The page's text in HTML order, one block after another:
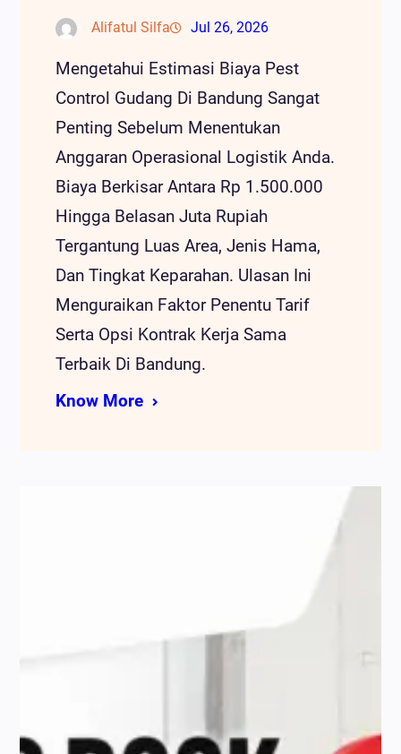
Alifatul Silfa Jul 26, 2026
Mengetahui Estimasi Biaya Pest
Control Gudang Di Bandung Sangat
Penting Sebelum Menentukan
Anggaran Operasional Logistik Anda.
Biaya Berkisar Antara Rp 1.500.000
Hingga Belasan Juta Rupiah
Tergantung Luas Area, Jenis Hama,
Dan Tingkat Keparahan. Ulasan Ini
Menguraikan Faktor Penentu Tarif
Serta Opsi Kontrak Kerja Sama
Terbaik Di Bandung.
Know More